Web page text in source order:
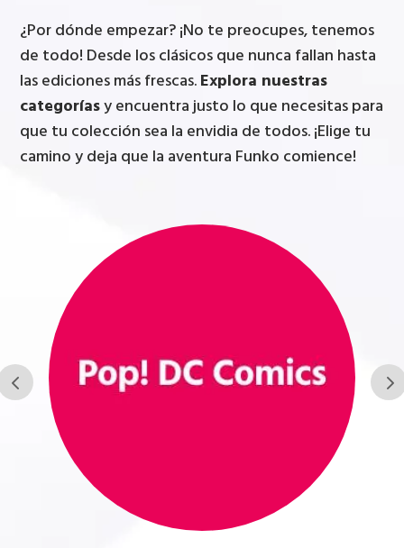
¿Por dónde empezar? ¡No te preocupes, tenemos
de todo! Desde los clásicos que nunca fallan hasta
las ediciones más frescas.Explora nuestras
categoríasy encuentra justo lo que necesitas para
que tu colección sea la envidia de todos. ¡Elige tu
camino y deja que la aventura Funko comience!